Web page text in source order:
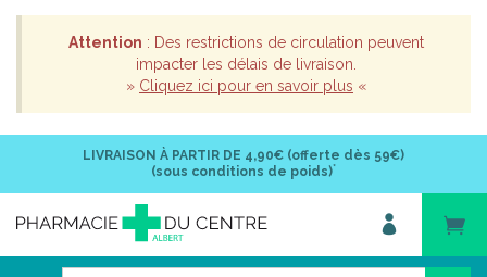
Attention : Des restrictions de circulation peuvent
impacter les délais de livraison.
» Cliquez ici pour en savoir plus «
LIVRAISON À PARTIR DE 4,90€ (offerte dès 59€)
(sous conditions de poids)*